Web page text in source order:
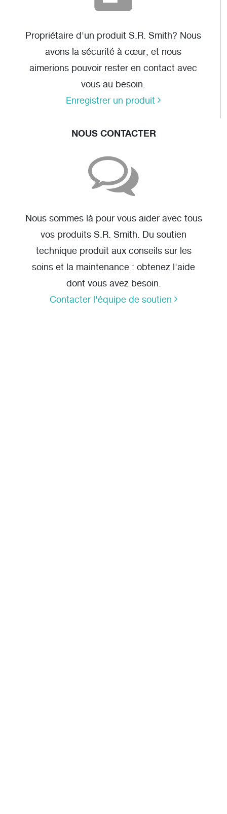
Propriétaire d'un produit S.R. Smith? Nous
avons la sécurité à cœur; et nous
aimerions pouvoir rester en contact avec
vous au besoin.
Enregistrer un produit
NOUS CONTACTER
Nous sommes là pour vous aider avec tous
vos produits S.R. Smith. Du soutien
technique produit aux conseils sur les
soins et la maintenance : obtenez l'aide
dont vous avez besoin.
Contacter l'équipe de soutien